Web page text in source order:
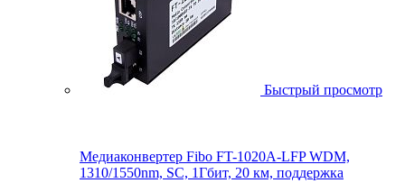
Быстрый просмотр
Медиаконвертер Fibo FT-1020A-LFP WDM,
1310/1550nm, SC, 1Гбит, 20 км, поддержка